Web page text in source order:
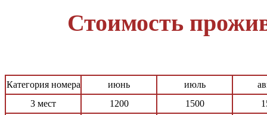
Стоимость
Категория номера июнь июль
3 мест
1200 1500